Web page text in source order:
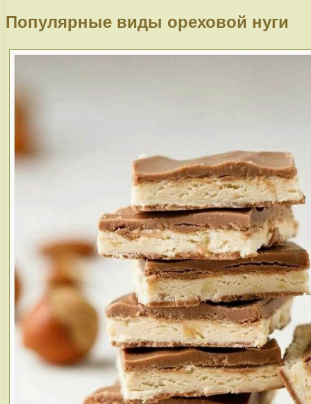
Популярные виды ореховой нуги